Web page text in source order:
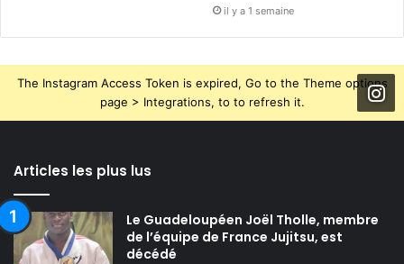
il y a 1 semaine
The Instagram Access Token is expired, Go to the Theme options
page > Integrations, to to refresh it.
Articles les plus lus
Le Guadeloupéen Joël Tholle, membre
de l’équipe de France Jujitsu, est
décédé